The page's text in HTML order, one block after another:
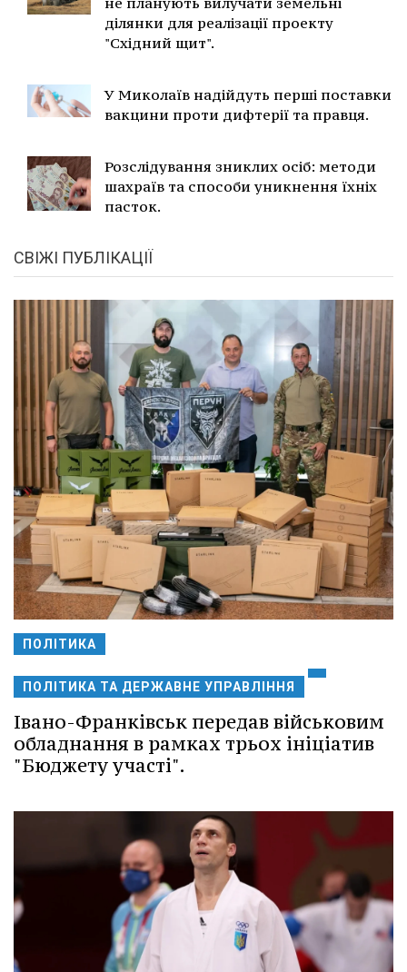
ділянки для реалізації проекту
"Східний щит".
У Миколаїв надійдуть перші поставки
вакцини проти дифтерії та правця.
Розслідування зниклих осіб: методи
шахраїв та способи уникнення їхніх
пасток.
СВІЖІ ПУБЛІКАЦІЇ
ПОЛІТИКА
ПОЛІТИКА ТА ДЕРЖАВНЕ УПРАВЛІННЯ
Івано-Франківськ передав військовим
обладнання в рамках трьох ініціатив
"Бюджету участі".